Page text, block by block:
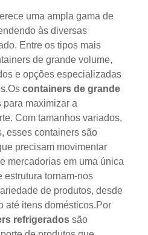
uma ampla gama de
às diversas
Entre os tipos mais
de grande volume,
e opções especializadas
containers de grande
para maximizar a
Com tamanhos variados,
esses containers são
precisam movimentar
mercadorias em uma única
estrutura tornam-nos
de produtos, desde
até itens domésticos.Por
refrigerados são